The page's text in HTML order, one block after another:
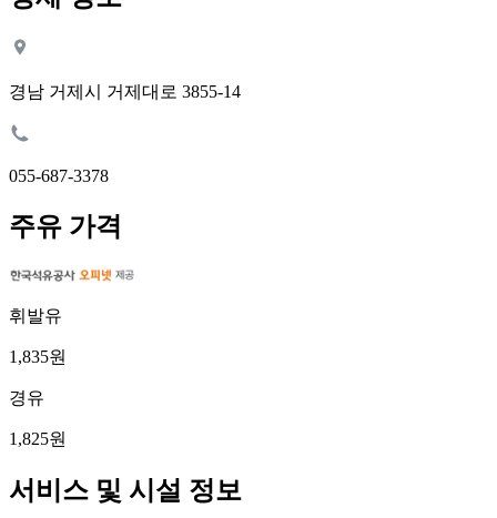
경남 거제시 거제대로 3855-14
055-687-3378
주유 가격
휘발유
1,835원
경유
1,825원
서비스 및 시설 정보